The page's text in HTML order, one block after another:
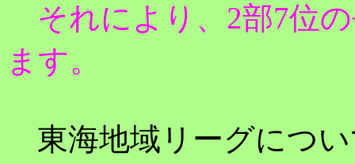
それにより、2部7位
ます。
東海地域リーグにつ